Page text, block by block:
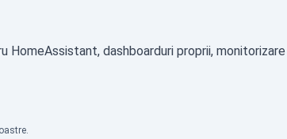
dashboarduri proprii, monitorizare